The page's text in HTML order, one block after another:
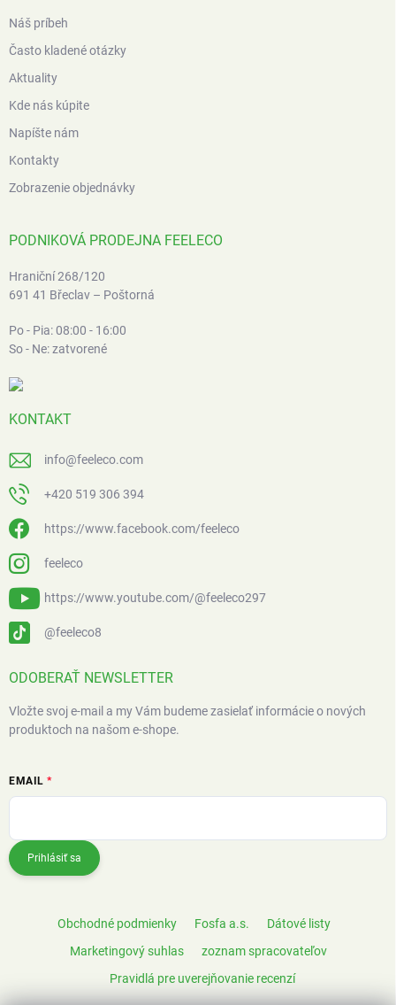
Náš príbeh
Často kladené otázky
Aktuality
Kde nás kúpite
Napíšte nám
Kontakty
Zobrazenie objednávky
PODNIKOVÁ PRODEJNA FEELECO
Hraniční 268/120
691 41 Břeclav – Poštorná
Po - Pia: 08:00 - 16:00
So - Ne: zatvorené
KONTAKT
info@feeleco.com
+420 519 306 394
https://www.facebook.com/feeleco
feeleco
https://www.youtube.com/@feeleco297
@feeleco8
ODOBERAŤ NEWSLETTER
Vložte svoj e-mail a my Vám budeme zasielať informácie o nových
produktoch na našom e-shope.
EMAIL
Prihlásiť sa
Obchodné podmienky Fosfa a.s.
Dátové listy
Marketingový suhlas
zoznam spracovateľov
Pravidlá pre uverejňovanie recenzí